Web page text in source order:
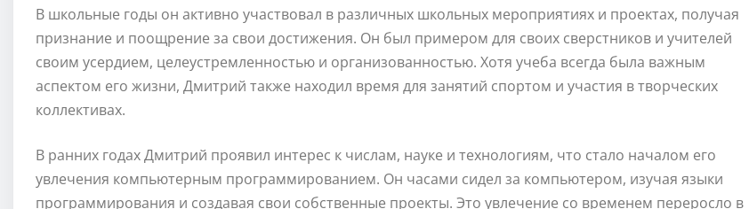
В школьные годы он активно участвовал в различных школьных мероприятиях и проектах, получая
признание и поощрение за свои достижения. Он был примером для своих сверстников и учителей
своим усердием, целеустремленностью и организованностью. Хотя учеба всегда была важным
аспектом его жизни, Дмитрий также находил время для занятий спортом и участия в творческих
коллективах.
В ранних годах Дмитрий проявил интерес к числам, науке и технологиям, что стало началом его
увлечения компьютерным программированием. Он часами сидел за компьютером, изучая языки
программирования и создавая свои собственные проекты. Это увлечение со временем переросло в